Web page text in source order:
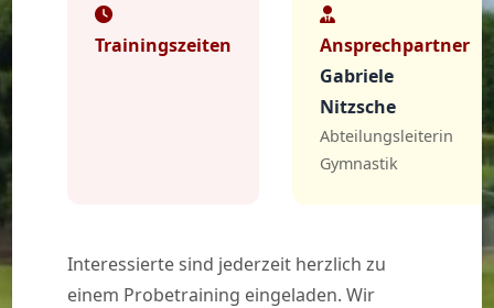
Trainingszeiten
Ansprechpartner
Gabriele
Nitzsche
Abteilungsleiterin
Gymnastik
Interessierte sind jederzeit herzlich zu
einem Probetraining eingeladen. Wir